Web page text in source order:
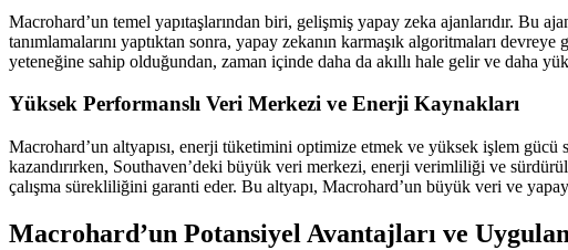
Macrohard’un temel yapıtaşlarından biri, gelişmiş yapay zeka ajanlarıdır. Bu
tanımlamalarını yaptıktan sonra, yapay zekanın karmaşık algoritmaları
yeteneğine sahip olduğundan, zaman içinde daha da akıllı hale gelir ve daha
Yüksek Performanslı Veri Merkezi ve Enerji Kaynakları
Macrohard’un altyapısı, enerji tüketimini optimize etmek ve yüksek işlem gücü
kazandırırken, Southaven’deki büyük veri merkezi, enerji verimliliği ve
çalışma sürekliliğini garanti eder. Bu altyapı, Macrohard’un büyük veri ve
Macrohard’un Potansiyel Avantajları ve